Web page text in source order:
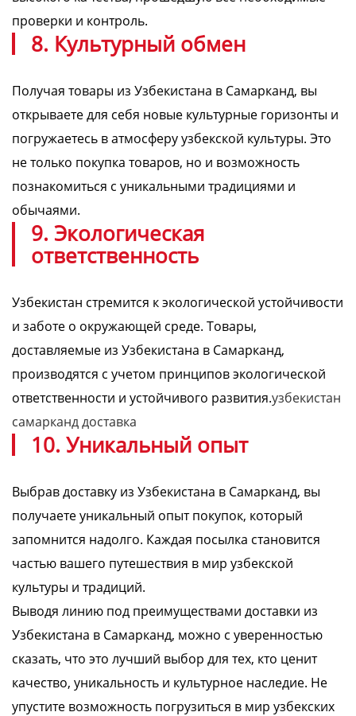
проверки и контроль.
8. Культурный обмен
Получая товары из Узбекистана в Самарканд, вы
открываете для себя новые культурные горизонты и
погружаетесь в атмосферу узбекской культуры. Это
не только покупка товаров, но и возможность
познакомиться с уникальными традициями и
обычаями.
9. Экологическая
ответственность
Узбекистан стремится к экологической устойчивости
и заботе о окружающей среде. Товары,
доставляемые из Узбекистана в Самарканд,
производятся с учетом принципов экологической
ответственности и устойчивого развития.узбекистан
самарканд доставка
10. Уникальный опыт
Выбрав доставку из Узбекистана в Самарканд, вы
получаете уникальный опыт покупок, который
запомнится надолго. Каждая посылка становится
частью вашего путешествия в мир узбекской
культуры и традиций.
Выводя линию под преимуществами доставки из
Узбекистана в Самарканд, можно с уверенностью
сказать, что это лучший выбор для тех, кто ценит
качество, уникальность и культурное наследие. Не
упустите возможность погрузиться в мир узбекских